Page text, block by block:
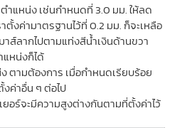
แหน่ง เช่นกำหนดที่ 3.0 มม. ให้ลด
ตั้งค่ามาตรฐานไว้ที่ 0.2 มม. ก็จะเหลือ
าส์ลากไปตามแท่งสีน้ำเงินด้านขวา
แหน่งก็ได้
ตามต้องการ เมื่อกำหนดเรียบร้อย
ค่าอื่น ๆ ต่อไป
ยอร์จะมีความสูงต่างกันตามที่ตั้งค่าไว้